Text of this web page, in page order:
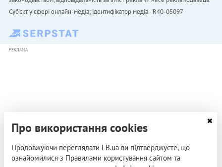
Cуб'єкт у сфері онлайн-медіа; ідентифікатор медіа - R40-05097
РЕКЛАМА
Про використання cookies
Продовжуючи переглядати LB.ua ви підтверджуєте, що
ознайомилися з Правилами користування сайтом та